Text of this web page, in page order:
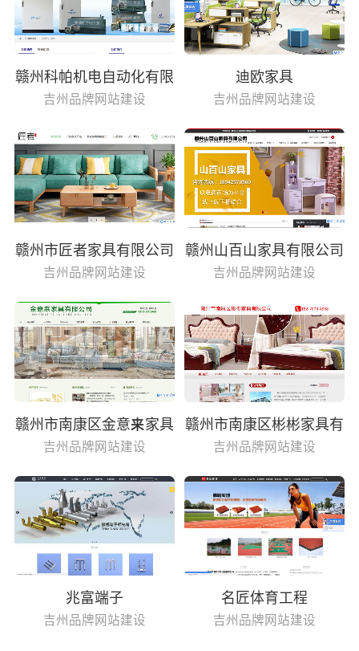
赣州科帕机电自动化有限
公司
吉州品牌网站建设
迪欧家具
吉州品牌网站建设
赣州市匠者家具有限公司
吉州品牌网站建设
赣州山百山家具有限公司
吉州品牌网站建设
赣州市南康区金意来家具
有限公司
吉州品牌网站建设
赣州市南康区彬彬家具有
限公司
吉州品牌网站建设
兆富端子
吉州品牌网站建设
名匠体育工程
吉州品牌网站建设